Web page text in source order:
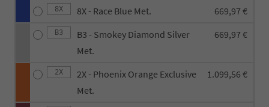
8X 8X - Race Blue Met. 669,97 €
B3
B3 - Smokey Diamond Silver
Met.
669,97 €
2X
2X - Phoenix Orange Exclusive
Met.
1.099,56 €